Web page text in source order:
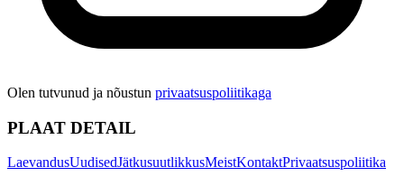
Olen tutvunud ja nõustun privaatsuspoliitikaga
PLAAT DETAIL
LaevandusUudisedJätkusuutlikkusMeistKontaktPrivaatsuspoliitika